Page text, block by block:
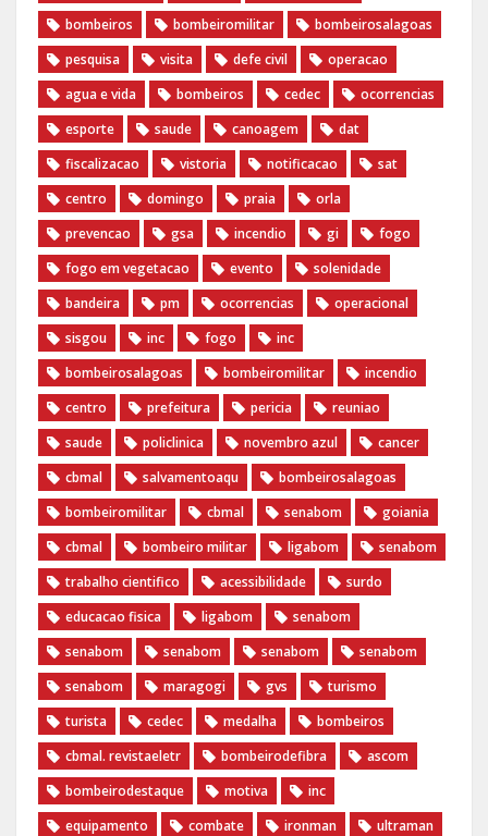
bombeiros
bombeiromilitar
bombeirosalagoas
pesquisa
visita defe civil
operacao
agua e vida
bombeiros cedec
ocorrencias
esporte
saude canoagem
dat
fiscalizacao
vistoria notificacao
sat
centro
domingo praia
orla
prevencao
gsa incendio gi
fogo
fogo em vegetacao
evento
solenidade
bandeira
pm ocorrencias
operacional
sisgou
inc fogo
inc
bombeirosalagoas
bombeiromilitar
incendio
centro
prefeitura pericia
reuniao
saude
policlinica novembro azul
cancer
cbmal
salvamentoaqu
bombeirosalagoas
bombeiromilitar
cbmal senabom
goiania
cbmal
bombeiro militar ligabom
senabom
trabalho cientifico
acessibilidade
surdo
educacao fisica
ligabom
senabom
senabom
senabom senabom
senabom
senabom
maragogi gvs
turismo
turista
cedec medalha
bombeiros
cbmal. revistaeletr
bombeirodefibra
ascom
bombeirodestaque
motiva
inc
equipamento
combate ironman
ultraman